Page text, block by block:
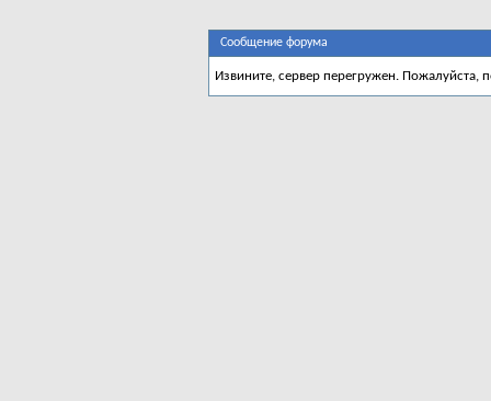
Сообщение форума
Извините, сервер перегружен. Пожалуйста,